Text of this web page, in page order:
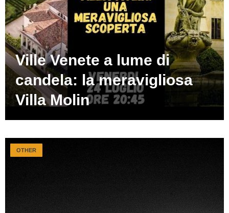
Ville Venete a lume di
candela: la meravigliosa
Villa Molin
OTHER